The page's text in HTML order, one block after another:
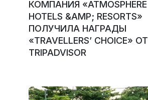
КОМПАНИЯ «ATMOSPHERE
HOTELS &AMP; RESORTS»
ПОЛУЧИЛА НАГРАДЫ
«TRAVELLERS’ CHOICE» ОТ
TRIPADVISOR